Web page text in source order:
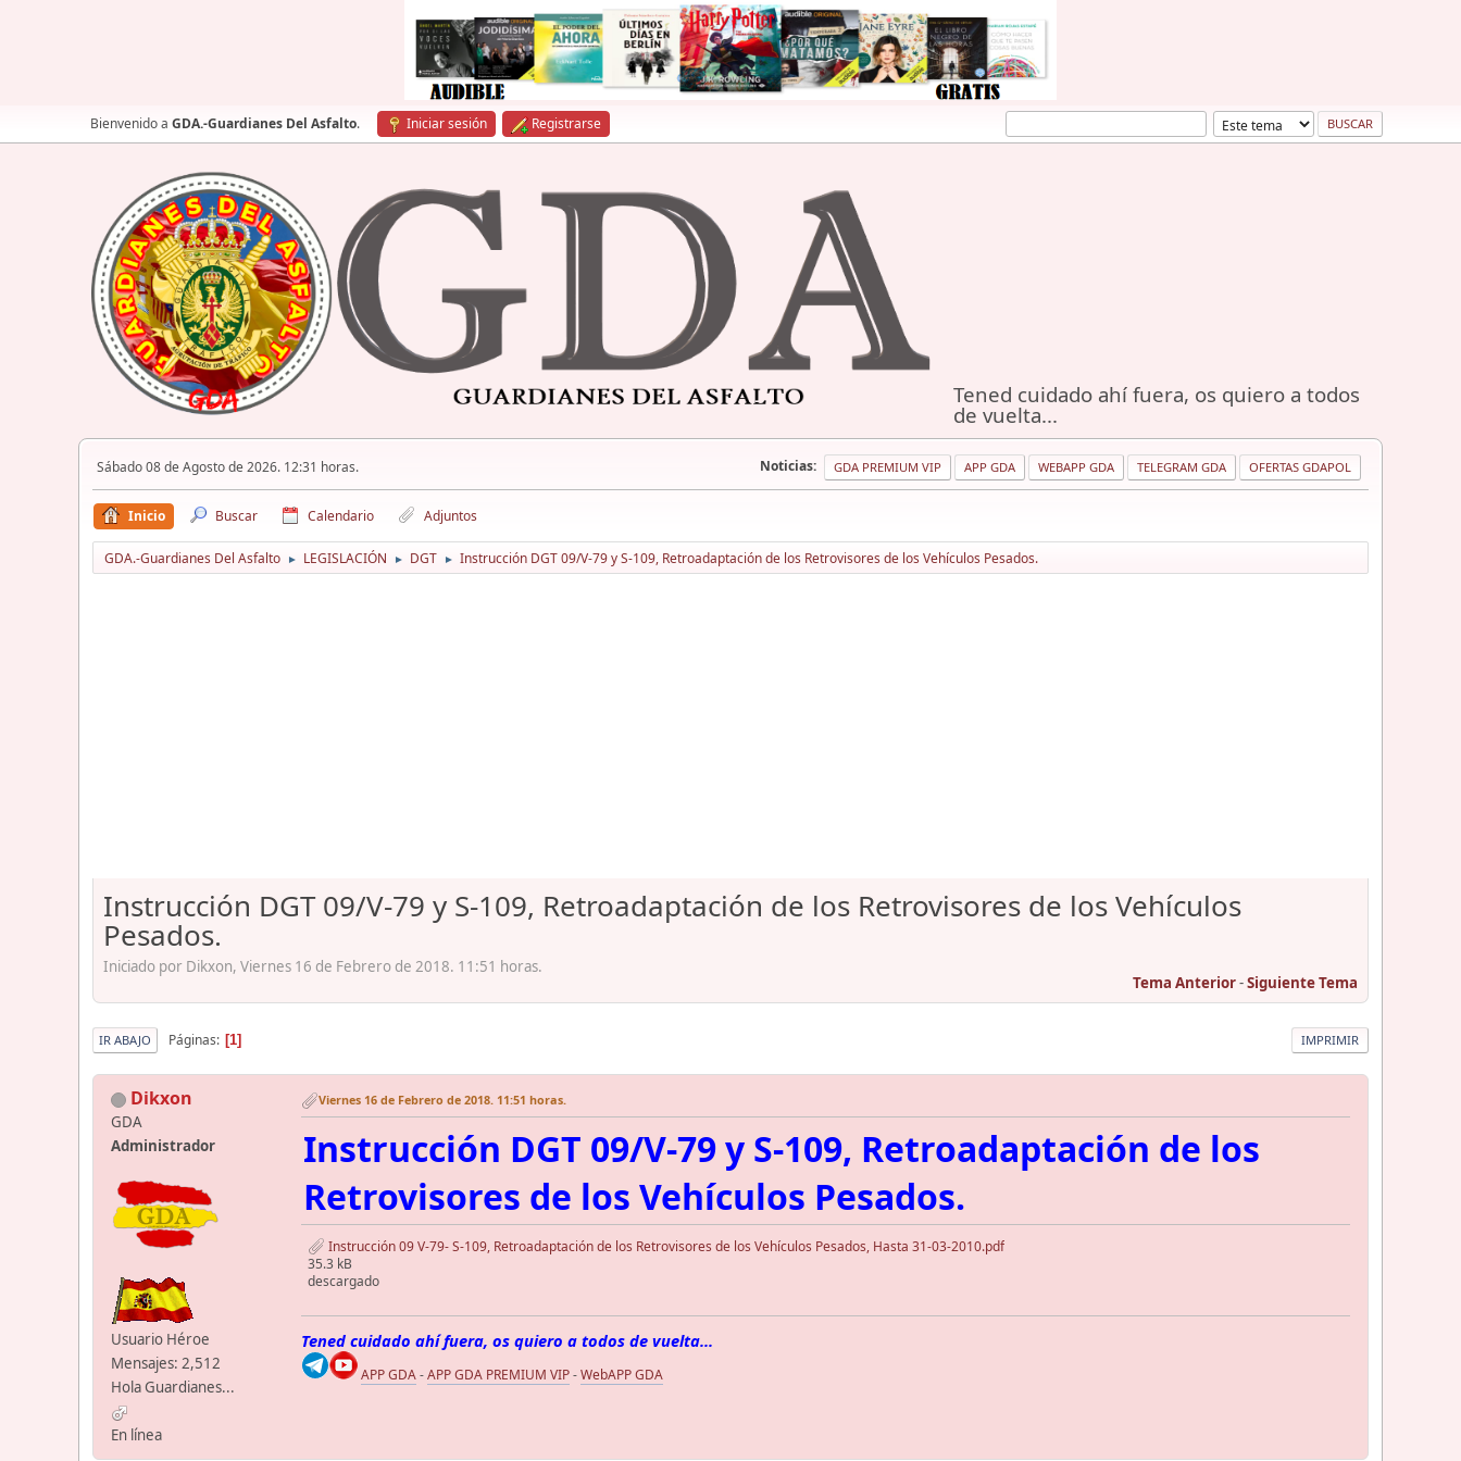
Bienvenido a GDA.-Guardianes Del Asfalto. Iniciar sesión Registrarse
Tened cuidado ahí fuera, os quiero a todos
de vuelta...
Sábado 08 de Agosto de 2026. 12:31 horas. Noticias: GDA PREMIUM VIP APP GDA WEBAPP GDA TELEGRAM GDA OFERTAS GDAPOL
Inicio Buscar Calendario Adjuntos
GDA.-Guardianes Del Asfalto ► LEGISLACIÓN ► DGT ► Instrucción DGT 09/V-79 y S-109, Retroadaptación de los Retrovisores de los Vehículos Pesados.
Instrucción DGT 09/V-79 y S-109, Retroadaptación de los Retrovisores de los Vehículos
Pesados.
Iniciado por Dikxon, Viernes 16 de Febrero de 2018. 11:51 horas.
Tema Anterior-Siguiente Tema
IMPRIMIR
IR ABAJO Páginas 1
Dikxon
GDA
Administrador
Usuario Héroe
Mensajes: 2,512
Hola Guardianes...
En línea
Viernes 16 de Febrero de 2018. 11:51 horas.
Instrucción DGT 09/V-79 y S-109, Retroadaptación de los
Retrovisores de los Vehículos Pesados.
Instrucción 09 V-79- S-109, Retroadaptación de los Retrovisores de los Vehículos Pesados, Hasta 31-03-2010.pdf
35.3 kB
descargado
Tened cuidado ahí fuera, os quiero a todos de vuelta...
APP GDA-APP GDA PREMIUM VIP-WebAPP GDA